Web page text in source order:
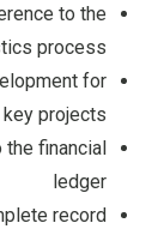
to the
process
for
key projects
financial
ledger
record